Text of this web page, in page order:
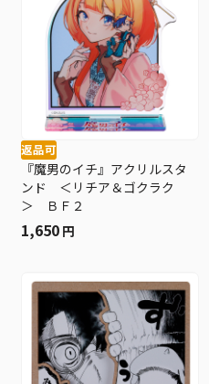
返品可
『魔男のイチ』アクリルスタ
ンド ＜リチア＆ゴクラク
＞ ＢＦ２
1,650 円